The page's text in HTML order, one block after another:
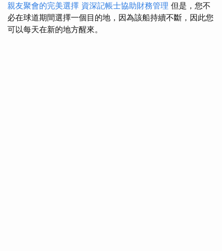
親友聚會的完美選擇 資深記帳士協助財務管理 但是，您不
必在球道期間選擇一個目的地，因為該船持續不斷，因此您
可以每天在新的地方醒來。